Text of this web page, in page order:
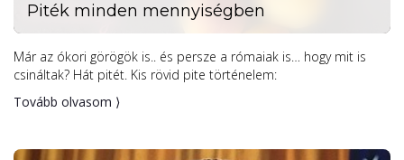
Piték minden mennyiségben
Már az ókori görögök is.. és persze a rómaiak is… hogy mit is
csináltak? Hát pitét. Kis rövid pite történelem:
Tovább olvasom ⟩